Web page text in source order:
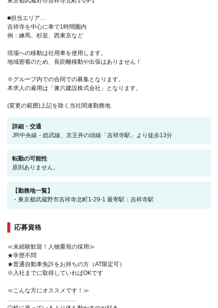
■担当エリア…
吉祥寺を中心に車で1時間圏内
例：練馬、杉並、西東京など
現場への移動は社用車を使用します。
地域密着のため、長距離移動や出張はありません！
※グループ内での合同での募集となります。
本求人の雇用は「兼六建設株式会社」となります。
(変更の範囲)上記を除く当社関連勤務地
詳細・交通
JR中央線・総武線、京王井の頭線「吉祥寺駅」より徒歩13分
転勤の可能性
原則ありません。
【勤務地一覧】
・東京都武蔵野市吉祥寺北町1-29-1 最寄駅：吉祥寺駅
応募資格
≪未経験歓迎！人物重視の採用≫
★学歴不問
★普通自動車免許をお持ちの方（AT限定可）
※入社までに取得していればOKです
≪こんな方にオススメです！≫
………………………………